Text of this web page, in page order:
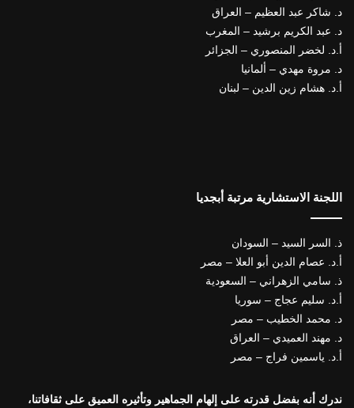
د. شاكر عبد العظيم – العراق
د. عبد الكريم برشيد – المغرب
أ.د. لخضر المنصوري – الجزائر
د. مروة مهدي – ألمانيا
أ.د. هشام زين الدين – لبنان
اللجنة الاستشارية مرتبة أبجديا
ذ. السر السيد – السودان
أ.د. عصام الدين أبو العلا – مصر
ذ. سامي الزهراني – السعودية
أ.د. سليم عجاج – سوريا
د. محمد الخطيب – مصر
د. مهند العميدي – العراق
أ.د. ياسمين فراج – مصر
ندرك أنه بفضل قدرته على إلهام الجماهير وتأثيره العميق على ثقافاتنا،